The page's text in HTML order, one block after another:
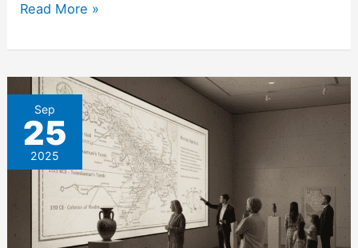
Read More »
Sep
25
2025
Pemanfaatan
Videotron
Sebagai
Panduan
Visual